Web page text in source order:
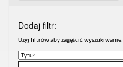
Dodaj filtr:
Uzyj filtrów aby zagęścić wyszukiwanie.